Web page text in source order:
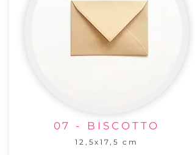
07 - BISCOTTO
12,5x17,5 cm